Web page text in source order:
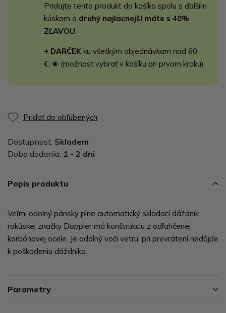
Pridajte tento produkt do košíka spolu s ďalším
kúskom a druhý najlacnejší máte s 40%
ZĽAVOU
+ DARČEK ku všetkým objednávkam nad 60
€. ❀ (možnosť vybrať v košíku pri prvom kroku)
Pridať do obľúbených
Dostupnosť: Skladem
Doba dodania: 1 - 2 dni
Popis produktu
Veľmi odolný pánsky plne automatický skladací dáždnik
rakúskej značky Doppler má konštrukciu z odľahčenej
karbónovej ocele. Je odolný voči vetru, pri prevrátení nedôjde
k poškodeniu dáždnika.
Parametry